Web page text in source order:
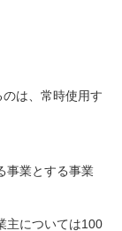
は、常時使用す
事業とする事業
主については100